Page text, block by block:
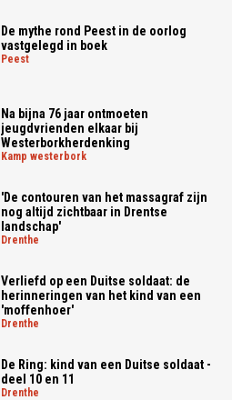
De mythe rond Peest in de oorlog
vastgelegd in boek
peest
Na bijna 76 jaar ontmoeten
jeugdvrienden elkaar bij
Westerborkherdenking
kamp westerbork
'De contouren van het massagraf zijn
nog altijd zichtbaar in Drentse
landschap'
drenthe
Verliefd op een Duitse soldaat: de
herinneringen van het kind van een
'moffenhoer'
drenthe
De Ring: kind van een Duitse soldaat -
deel 10 en 11
drenthe